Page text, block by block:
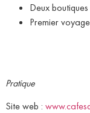
Deux
Premier
Pratique
Site web :